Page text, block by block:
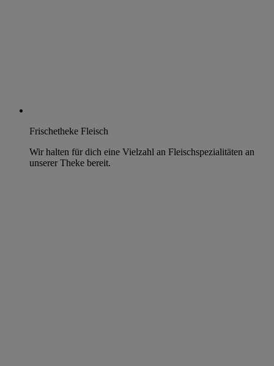
Frischetheke Fleisch
Wir halten für dich eine Vielzahl an Fleischspezialitäten an
unserer Theke bereit.